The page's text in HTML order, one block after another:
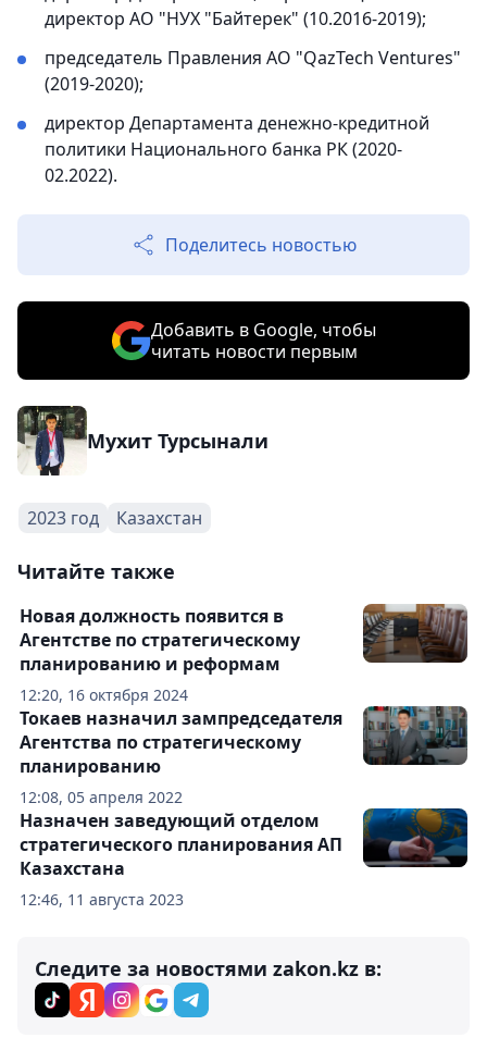
директор АО "НУХ "Байтерек" (10.2016-2019);
председатель Правления АО "QazTech Ventures"
(2019-2020);
директор Департамента денежно-кредитной
политики Национального банка РК (2020-
02.2022).
Поделитесь новостью
Добавить в Google, чтобы
читать новости первым
Мухит Турсынали
2023 год Казахстан
Читайте также
12:20, 16 октября 2024
Новая должность появится в
Агентстве по стратегическому
планированию и реформам
12:08, 05 апреля 2022
Токаев назначил зампредседателя
Агентства по стратегическому
планированию
12:46, 11 августа 2023
Назначен заведующий отделом
стратегического планирования АП
Казахстана
Следите за новостями zakon.kz в: